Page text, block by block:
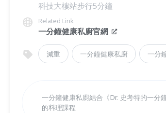
科技大樓站步行5分鐘
Related Link
一分鐘健康私廚官網
減重 一分鐘健康私廚 一分
一分鐘健康私廚結合《Dr. 史考特的一分
的料理課程